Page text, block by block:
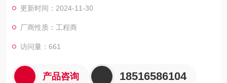
全亮，开机无显示，不通讯，通讯连接不上，通讯异常，通讯网
更新时间：2024-11-30
厂商性质：工程商
访问量：661
产品咨询 18516586104